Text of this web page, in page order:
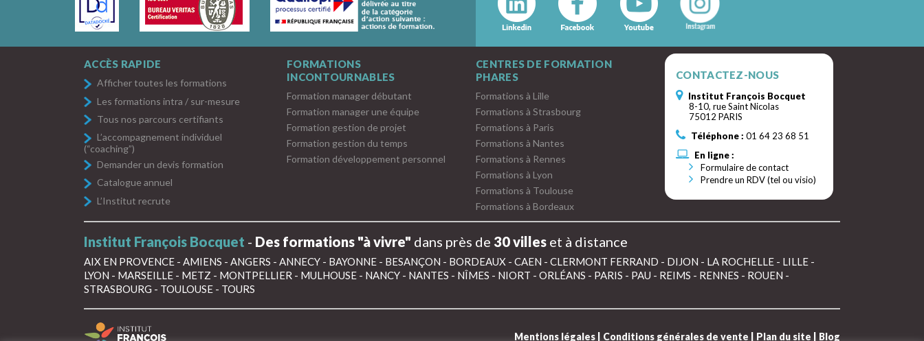
ACCÈS RAPIDE
Afficher toutes les formations
Les formations intra / sur-mesure
Tous nos parcours certifiants
L’accompagnement individuel
(“coaching”)
Demander un devis formation
Catalogue annuel
L’Institut recrute
FORMATIONS
INCONTOURNABLES
Formation manager débutant
Formation manager une équipe
Formation gestion de projet
Formation gestion du temps
Formation développement personnel
CENTRES DE FORMATION
PHARES
Formations à Lille
Formations à Strasbourg
Formations à Paris
Formations à Nantes
Formations à Rennes
Formations à Lyon
Formations à Toulouse
Formations à Bordeaux
CONTACTEZ-NOUS
Institut François Bocquet
8-10, rue Saint Nicolas
75012 PARIS
Téléphone : 01 64 23 68 51
En ligne :
Formulaire de contact
Prendre un RDV (tel ou visio)
Institut François Bocquet - Des formations "à vivre" dans près de 30 villes et à distance
AIX EN PROVENCE - AMIENS - ANGERS - ANNECY - BAYONNE - BESANÇON - BORDEAUX - CAEN - CLERMONT FERRAND - DIJON - LA ROCHELLE - LILLE -
LYON - MARSEILLE - METZ - MONTPELLIER - MULHOUSE - NANCY - NANTES - NÎMES - NIORT - ORLÉANS - PARIS - PAU - REIMS - RENNES - ROUEN -
STRASBOURG - TOULOUSE - TOURS
Mentions légales Conditions générales de vente Plan du site Blog